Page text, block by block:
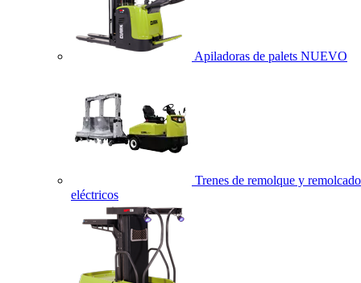
Apiladoras de palets NUEVO
Trenes de remolque y
eléctricos